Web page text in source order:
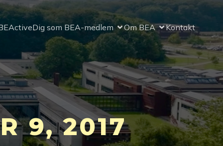
Dig som BEA-medlem Om BEA Kontakt
9, 2017